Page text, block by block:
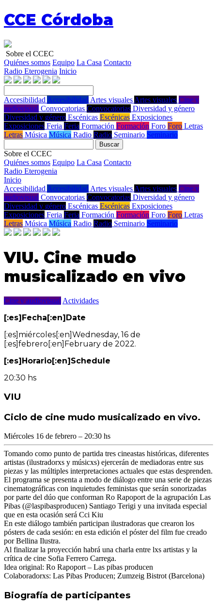
CCE Córdoba
Sobre el CCEC
Quiénes somos Equipo La Casa Contacto
Radio Eterogenia Inicio
Accesibilidad Accesibilidad Artes visuales Artes visuales Cine y
audiovisual Convocatorias Convocatorias Diversidad y género
Diversidad y género Escénicas Escénicas Exposiciones
Exposiciones Feria Feria Formación Formación Foro Foro Letras
Letras Música Música Radio Radio Seminario Seminario
Buscar
Sobre el CCEC
Quiénes somos Equipo La Casa Contacto
Radio Eterogenia
Inicio
Accesibilidad Accesibilidad Artes visuales Artes visuales Cine y
audiovisual Convocatorias Convocatorias Diversidad y género
Diversidad y género Escénicas Escénicas Exposiciones
Exposiciones Feria Feria Formación Formación Foro Foro Letras
Letras Música Música Radio Radio Seminario Seminario
VIU. Cine mudo
musicalizado en vivo
Cine y audiovisual Actividades
[:es]Fecha[:en]Date
[:es]miércoles[:en]Wednesday, 16 de
[:es]febrero[:en]February de 2022.
[:es]Horario[:en]Schedule
20:30 hs
VIU
Ciclo de cine mudo musicalizado en vivo.
Miércoles 16 de febrero – 20:30 hs
Tomando como punto de partida tres cineastas históricas, diferentes
artistas (ilustradorxs y músicxs) ejercerán de mediadoras entre sus
piezas y las múltiples interpretaciones actuales que estas desprenden.
El programa se presenta a modo de diálogo entre una serie de piezas
cinematográficas con inquietudes feministas que serán sonorizadas
por parte del dúo que conforman Ro Rapoport de la agrupación Las
Pibas (@laspibasproducen) Santiago Terigi y una invitada especial
que en esta ocasión será Cci Kiu
En este diálogo también participan ilustradoras que crearon los
pósters de cada sesión: en esta edición el póster del film fue creado
por Bellina Ilustra.
Al finalizar la proyección habrá una charla entre lxs artistas y la
crítica de cine Sofia Ferrero Carrega.
Idea original: Ro Rapoport – Las pibas producen
Colaboradorxs: Las Pibas Producen; Zumzeig Bistrot (Barcelona)
Biografía de participantes